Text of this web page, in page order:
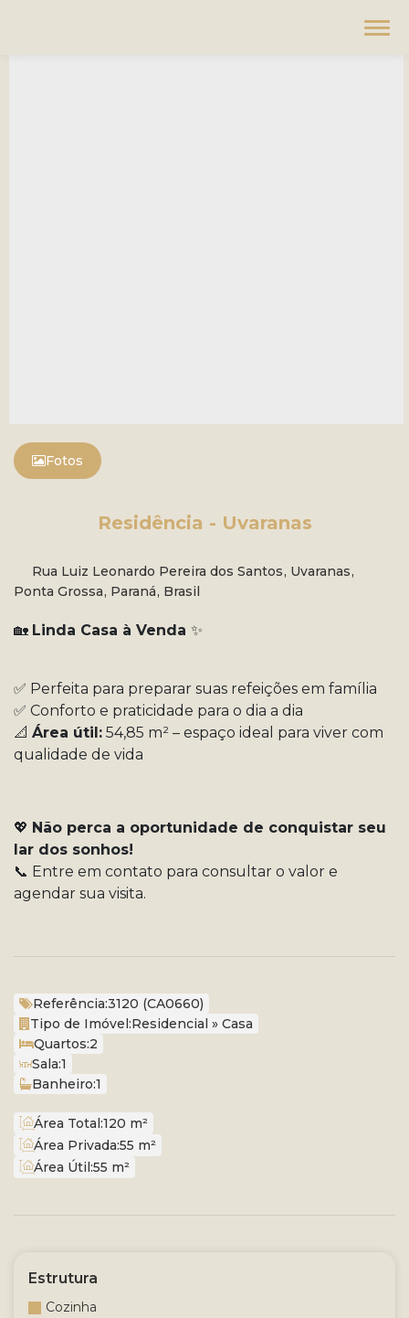
Fotos
Residência - Uvaranas
Rua Luiz Leonardo Pereira dos Santos, Uvaranas,
Ponta Grossa, Paraná, Brasil
🏡 Linda Casa à Venda ✨
✅ Perfeita para preparar suas refeições em família
✅ Conforto e praticidade para o dia a dia
📐 Área útil: 54,85 m² – espaço ideal para viver com
qualidade de vida
💖 Não perca a oportunidade de conquistar seu
lar dos sonhos!
📞 Entre em contato para consultar o valor e
agendar sua visita.
Referência:3120 (CA0660)
Tipo de Imóvel:Residencial » Casa
Quartos:2
Sala:1
Banheiro:1
Área Total:120 m²
Área Privada:55 m²
Área Útil:55 m²
Estrutura
Cozinha